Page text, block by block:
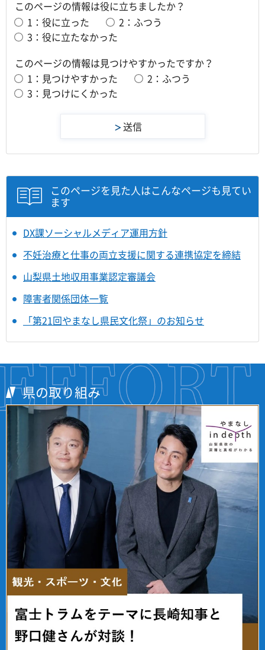
このページの情報は役に立ちましたか？
1：役に立った
2：ふつう
3：役に立たなかった
このページの情報は見つけやすかったですか？
1：見つけやすかった
2：ふつう
3：見つけにくかった
このページを見た人はこんなページも見てい
ます
DX課ソーシャルメディア運用方針
不妊治療と仕事の両立支援に関する連携協定を締結
山梨県土地収用事業認定審議会
障害者関係団体一覧
「第21回やまなし県民文化祭」のお知らせ
県の取り組み